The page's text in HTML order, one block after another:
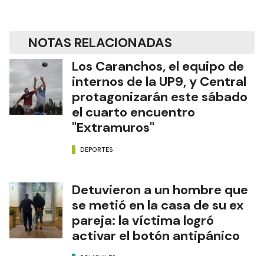
NOTAS RELACIONADAS
Los Caranchos, el equipo de
internos de la UP9, y Central
protagonizarán este sábado
el cuarto encuentro
"Extramuros"
DEPORTES
Detuvieron a un hombre que
se metió en la casa de su ex
pareja: la víctima logró
activar el botón antipánico